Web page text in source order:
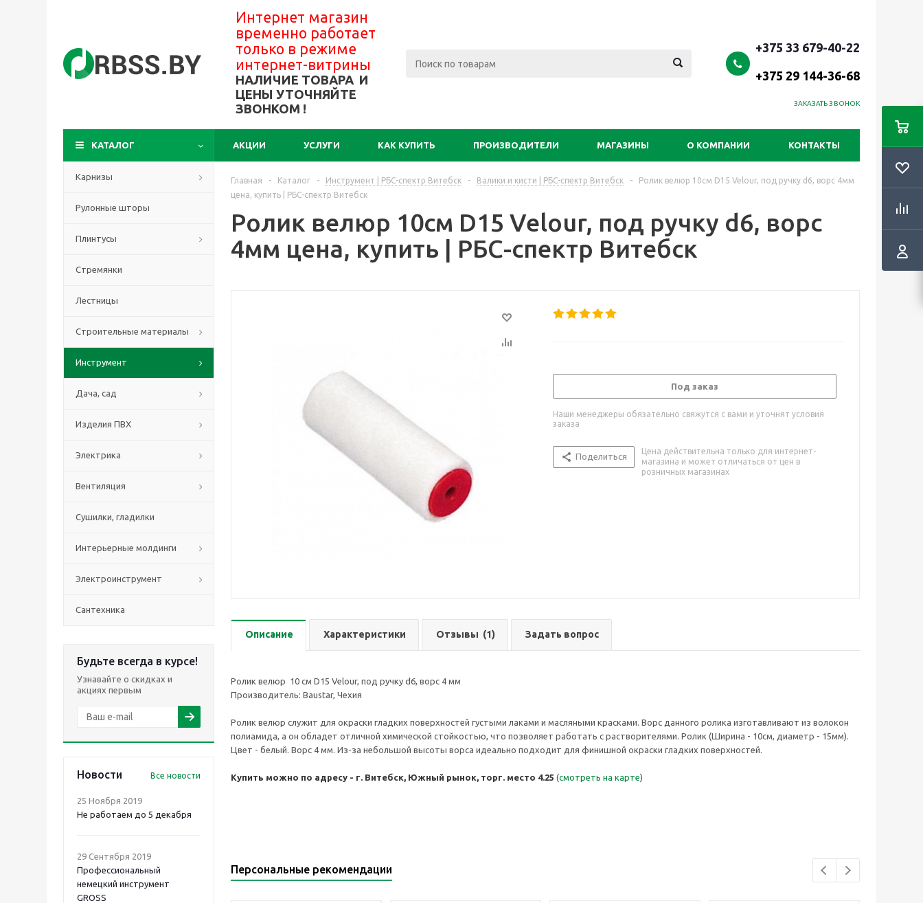
Интернет магазин
временно работает
только в режиме
интернет-витрины
НАЛИЧИЕ ТОВАРА И
ЦЕНЫ УТОЧНЯЙТЕ
ЗВОНКОМ !
+375 33 679-40-22
+375 29 144-36-68
ЗАКАЗАТЬ ЗВОНОК
КАТАЛОГ АКЦИИ УСЛУГИ КАК КУПИТЬ ПРОИЗВОДИТЕЛИ МАГАЗИНЫ О КОМПАНИИ КОНТАКТЫ
Карнизы
Рулонные шторы
Плинтусы
Стремянки
Лестницы
Строительные материалы
Инструмент
Дача, сад
Изделия ПВХ
Электрика
Вентиляция
Сушилки, гладилки
Интерьерные молдинги
Электроинструмент
Сантехника
Будьте всегда в курсе!
Узнавайте о скидках и
акциях первым
Новости Все новости
25 Ноября 2019
Не работаем до 5 декабря
29 Сентября 2019
Профессиональный
немецкий инструмент
GROSS
Главная - Каталог - Инструмент | РБС-спектр Витебск - Валики и кисти | РБС-спектр Витебск -
Ролик велюр 10см D15 Velour, под ручку d6, ворс 4мм
цена, купить | РБС-спектр Витебск
Ролик велюр 10см D15 Velour, под ручку d6, ворс
4мм цена, купить | РБС-спектр Витебск
Под заказ
Наши менеджеры обязательно свяжутся с вами и уточнят условия
заказа
Поделиться
Цена действительна только для интернет-
магазина и может отличаться от цен в
розничных магазинах
Описание Характеристики Отзывы (1) Задать вопрос
Ролик велюр 10 см D15 Velour, под ручку d6, ворс 4 мм
Производитель: Baustar, Чехия
Ролик велюр служит для окраски гладких поверхностей густыми лаками и масляными красками. Ворс данного ролика изготавливают из волокон
полиамида, а он обладет отличной химической стойкостью, что позволяет работать с растворителями. Ролик (Ширина - 10см, диаметр - 15мм).
Цвет - белый. Ворс 4 мм. Из-за небольшой высоты ворса идеально подходит для финишной окраски гладких поверхностей.
Купить можно по адресу - г. Витебск, Южный рынок, торг. место 4.25 (смотреть на карте)
Персональные рекомендации